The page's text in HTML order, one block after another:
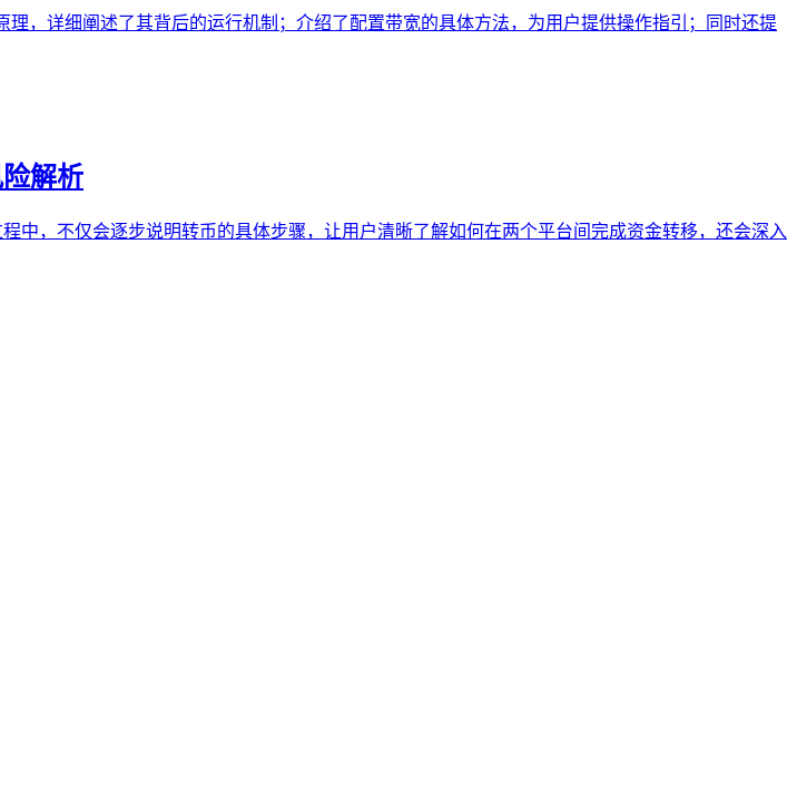
，详细阐述了其背后的运行机制；介绍了配置带宽的具体方法，为用户提供操作指引；同时还提
解析
中，不仅会逐步说明转币的具体步骤，让用户清晰了解如何在两个平台间完成资金转移，还会深入